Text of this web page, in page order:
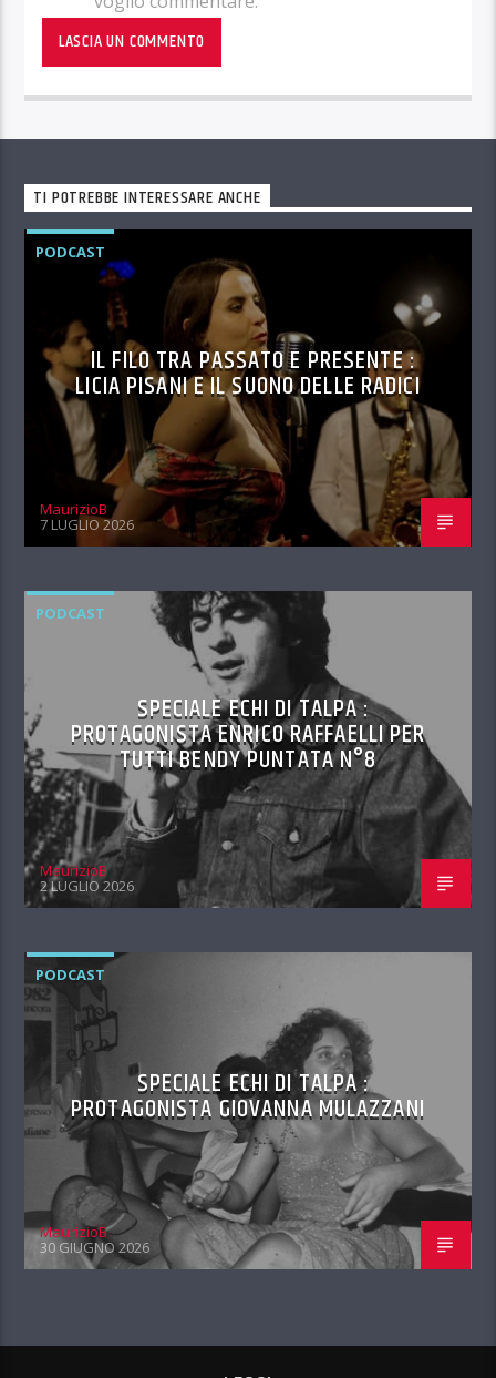
TI POTREBBE INTERESSARE ANCHE
PODCAST
IL FILO TRA PASSATO E PRESENTE :
LICIA PISANI E IL SUONO DELLE RADICI
MaurizioB
7 LUGLIO 2026
PODCAST
SPECIALE ECHI DI TALPA :
PROTAGONISTA ENRICO RAFFAELLI PER
TUTTI BENDY PUNTATA N°8
MaurizioB
2 LUGLIO 2026
PODCAST
SPECIALE ECHI DI TALPA :
PROTAGONISTA GIOVANNA MULAZZANI
MaurizioB
30 GIUGNO 2026